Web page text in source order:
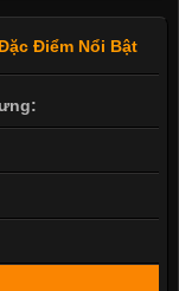
Điểm Nổi Bật